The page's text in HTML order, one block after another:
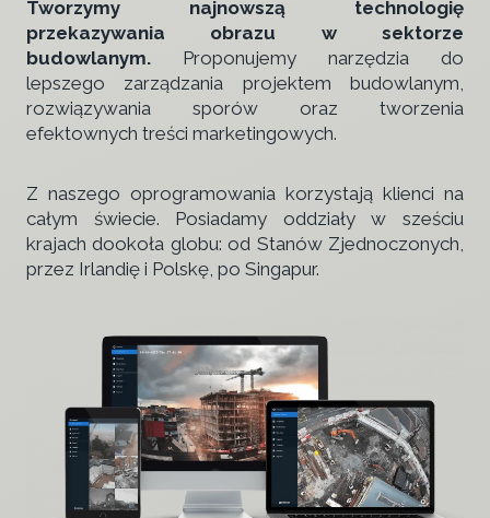
Tworzymy najnowszą technologię
przekazywania obrazu w sektorze
budowlanym. Proponujemy narzędzia do
lepszego zarządzania projektem budowlanym,
rozwiązywania sporów oraz tworzenia
efektownych treści marketingowych.
Z naszego oprogramowania korzystają klienci na
całym świecie. Posiadamy oddziały w sześciu
krajach dookoła globu: od Stanów Zjednoczonych,
przez Irlandię i Polskę, po Singapur.